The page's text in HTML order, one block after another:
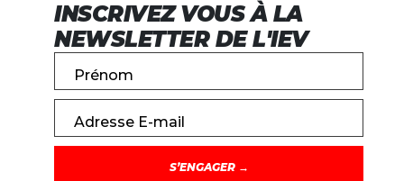
INSCRIVEZ VOUS À LA
NEWSLETTER DE L'IEV
Prénom
Adresse E-mail